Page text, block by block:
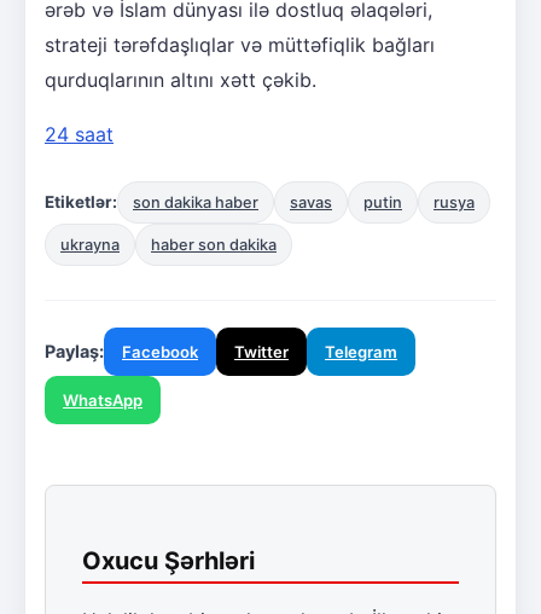
ərəb və İslam dünyası ilə dostluq əlaqələri,
strateji tərəfdaşlıqlar və müttəfiqlik bağları
qurduqlarının altını xətt çəkib.
24 saat
Etiketlər: son dakika haber savas putin rusya
ukrayna haber son dakika
Paylaş: Facebook Twitter Telegram
WhatsApp
Oxucu Şərhləri